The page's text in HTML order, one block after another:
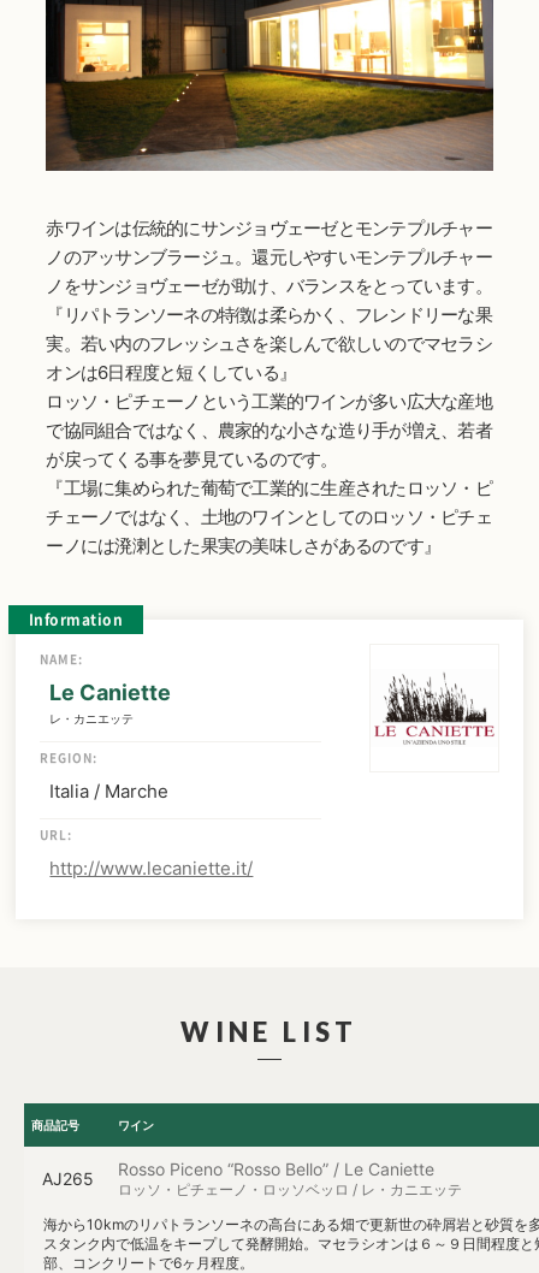
赤ワインは伝統的にサンジョヴェーゼとモンテプルチャー
ノのアッサンブラージュ。還元しやすいモンテプルチャー
ノをサンジョヴェーゼが助け、バランスをとっています。
『リパトランソーネの特徴は柔らかく、フレンドリーな果
実。若い内のフレッシュさを楽しんで欲しいのでマセラシ
オンは6日程度と短くしている』
ロッソ・ピチェーノという工業的ワインが多い広大な産地
で協同組合ではなく、農家的な小さな造り手が増え、若者
が戻ってくる事を夢見ているのです。
『工場に集められた葡萄で工業的に生産されたロッソ・ピ
チェーノではなく、土地のワインとしてのロッソ・ピチェ
ーノには溌溂とした果実の美味しさがあるのです』
Information
NAME:
Le Caniette
レ・カニエッテ
REGION:
Italia / Marche
URL:
http://www.lecaniette.it/
WINE LIST
商品記号 ワイン
AJ265 Rosso Piceno “Rosso Bello” / Le Caniette
ロッソ・ピチェーノ・ロッソベッロ / レ・カニエッテ
海から10kmのリパトランソーネの高台にある畑で更新世の砕屑岩と砂質
スタンク内で低温をキープして発酵開始。マセラシオンは６～９日間程度
部、コンクリートで6ヶ月程度。